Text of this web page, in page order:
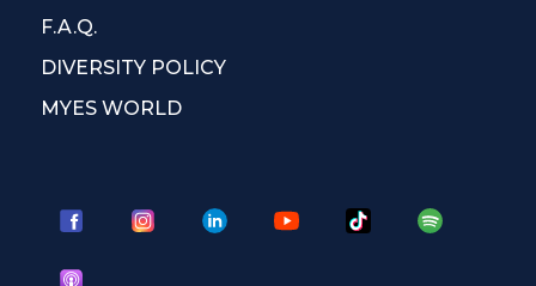
F.A.Q.
DIVERSITY POLICY
MYES WORLD